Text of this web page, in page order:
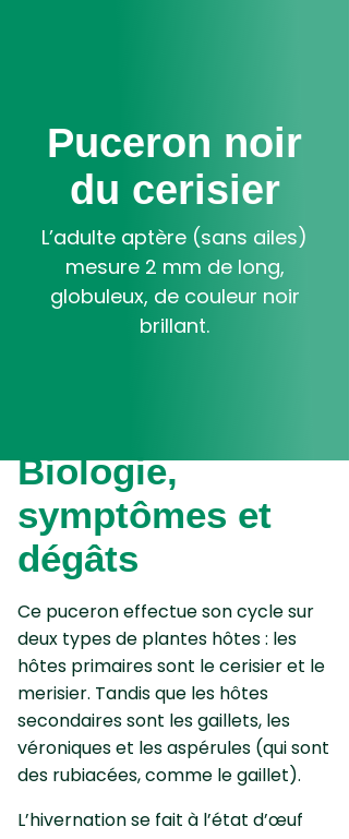
Puceron noir
du cerisier
L’adulte aptère (sans ailes)
mesure 2 mm de long,
globuleux, de couleur noir
brillant.
Biologie,
symptômes et
dégâts
Ce puceron effectue son cycle sur
deux types de plantes hôtes : les
hôtes primaires sont le cerisier et le
merisier. Tandis que les hôtes
secondaires sont les gaillets, les
véroniques et les aspérules (qui sont
des rubiacées, comme le gaillet).
L’hivernation se fait à l’état d’œuf